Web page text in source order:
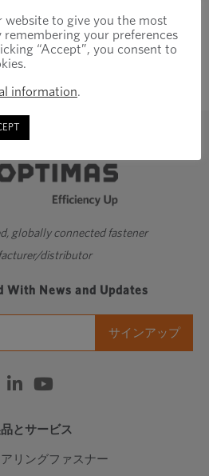
globally connected fastener
distributor
With News and Updates
とサービス
リングファスナー
website to give you the most
remembering your preferences
“Accept”, you consent to
information.